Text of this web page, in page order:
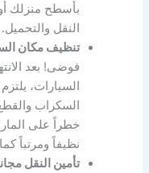
بأسطح منزلك أو
النقل والتحميل.
تنظيف مكان
فوضى! بعد
السيارات،
السكراب
خطراً على
نظيفاً ومرتباً
تأمين النقل مجاناً